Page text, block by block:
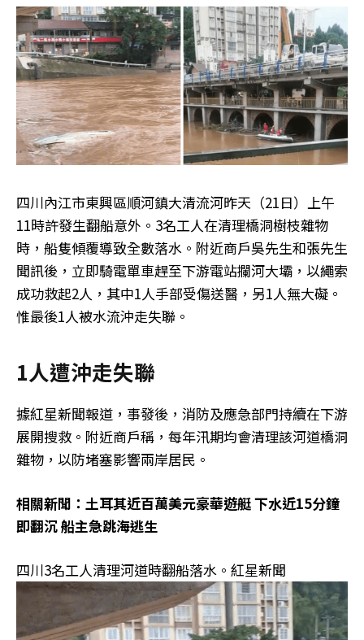
四川內江市東興區順河鎮大清流河昨天（21日）上午
11時許發生翻船意外。3名工人在清理橋洞樹枝雜物
時，船隻傾覆導致全數落水。附近商戶吳先生和張先生
聞訊後，立即騎電單車趕至下游電站攔河大壩，以繩索
成功救起2人，其中1人手部受傷送醫，另1人無大礙。
惟最後1人被水流沖走失聯。
1人遭沖走失聯
據紅星新聞報道，事發後，消防及應急部門持續在下游
展開搜救。附近商戶稱，每年汛期均會清理該河道橋洞
雜物，以防堵塞影響兩岸居民。
相關新聞：土耳其近百萬美元豪華遊艇 下水近15分鐘
即翻沉 船主急跳海逃生
四川3名工人清理河道時翻船落水。紅星新聞